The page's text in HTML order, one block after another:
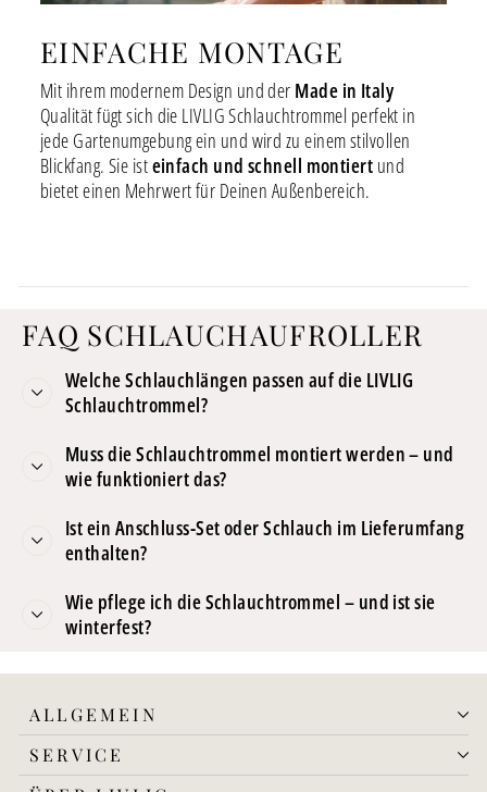
EINFACHE MONTAGE
Mit ihrem modernem Design und der Made in Italy
Qualität fügt sich die LIVLIG Schlauchtrommel perfekt in
jede Gartenumgebung ein und wird zu einem stilvollen
Blickfang. Sie isteinfach und schnell montiert und
bietet einen Mehrwert für Deinen Außenbereich.
FAQ SCHLAUCHAUFROLLER
Welche Schlauchlängen passen auf die LIVLIG
Schlauchtrommel?
Muss die Schlauchtrommel montiert werden – und
wie funktioniert das?
Ist ein Anschluss-Set oder Schlauch im Lieferumfang
enthalten?
Wie pflege ich die Schlauchtrommel – und ist sie
winterfest?
ALLGEMEIN
SERVICE